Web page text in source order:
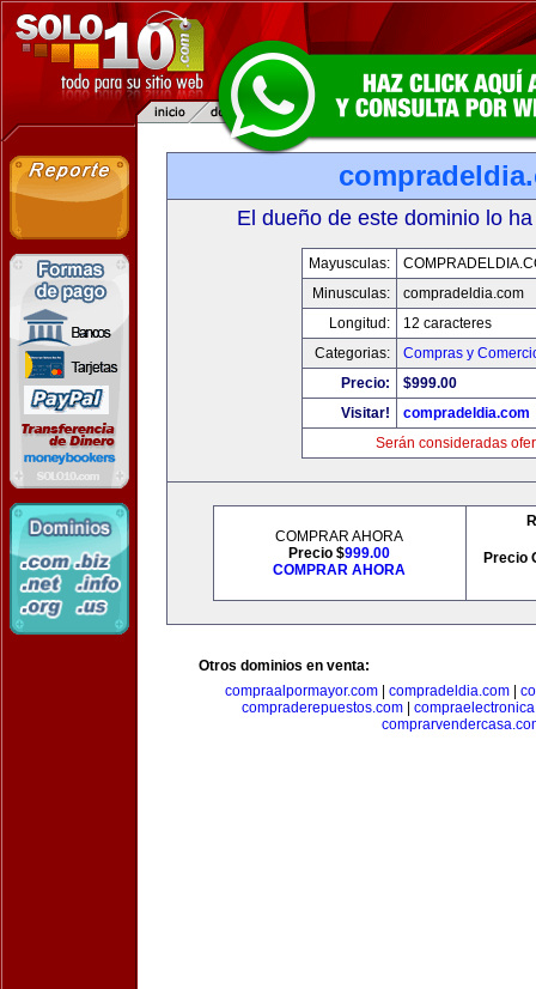
El dueño de este dominio lo
Mayusculas:
Minusculas:
compradeldia.com
Longitud:
12 caracteres
Categorias:
Compras y
Precio:
$999.00
Visitar!
compradeldia.com
Serán consideradas
COMPRAR AHORA
Precio $999.00
COMPRAR AHORA
Precio
Otros dominios en venta:
compraalpormayor.com| compradeldia.com|
compraderepuestos.com|